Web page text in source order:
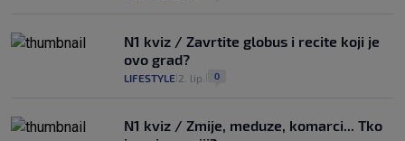
N1 kviz / Zavrtite globus i recite koji je
ovo grad?
LIFESTYLE 2. lip. 0
N1 kviz / Zmije, meduze, komarci... Tko